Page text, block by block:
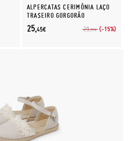
ALPERCATAS CERIMÓNIA LAÇO
TRASEIRO GORGORÃO
29,95€ (-15%)
25,45€